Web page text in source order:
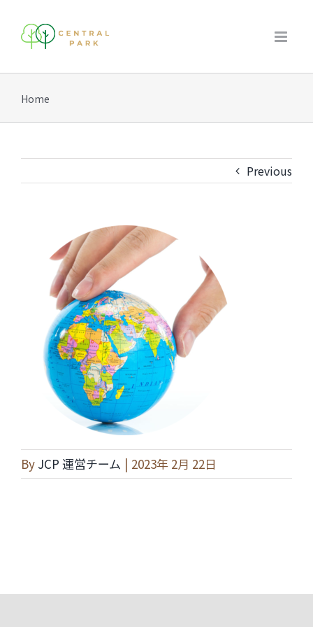
content
Home
Previous
By JCP 運営チーム | 2023年 2月 22日